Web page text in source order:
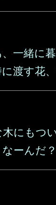
、一緒に
渡す花
木にもつ
ーんだ？